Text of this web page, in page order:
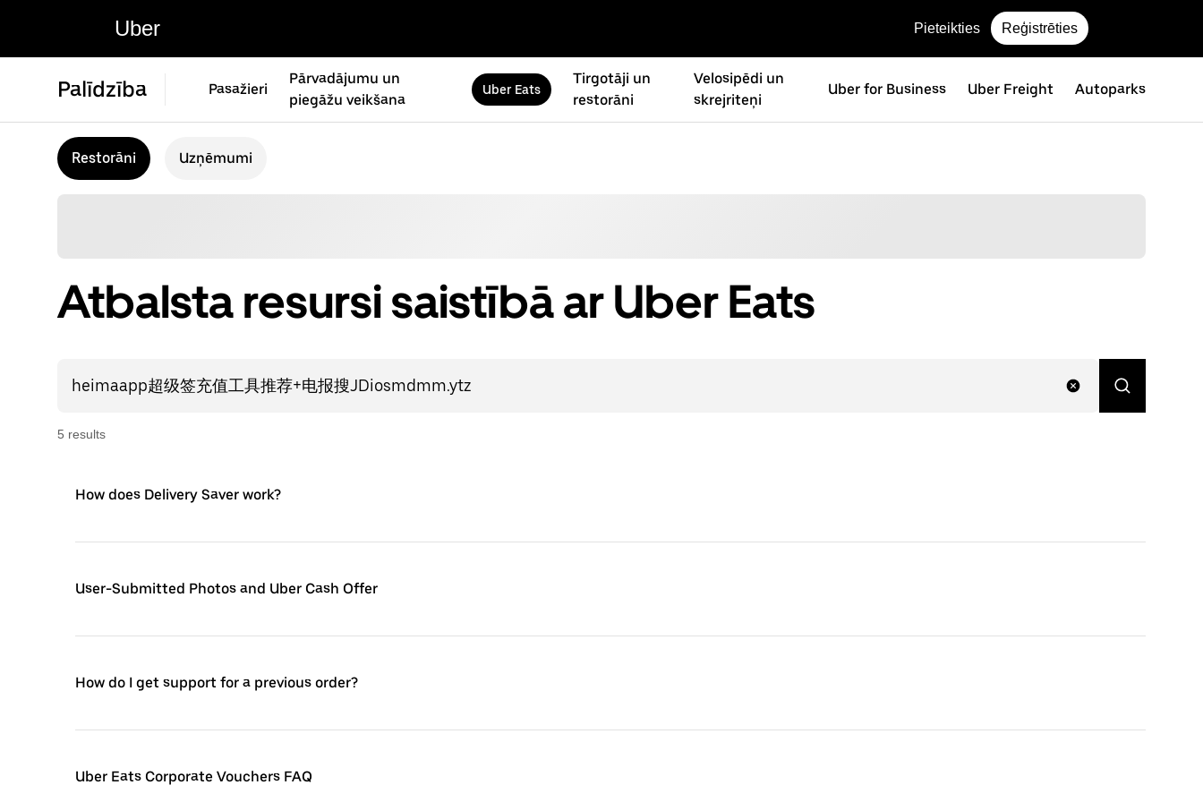
Uber Pieteikties Reģistrēties
Palīdzība Pasažieri
Pārvadājumu un
piegāžu veikšana
Uber Eats
Tirgotāji un
restorāni
Velosipēdi un
skrejriteņi
Uber for Business Uber Freight Autoparks
Restorāni Uzņēmumi
Atbalsta resursi saistībā ar Uber Eats
5 results
How does Delivery Saver work?
User-Submitted Photos and Uber Cash Offer
How do I get support for a previous order?
Uber Eats Corporate Vouchers FAQ